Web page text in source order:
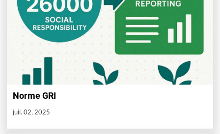
Norme GRI
juil. 02, 2025